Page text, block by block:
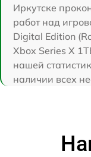
Иркутске
работ над
Digital Edition
Xbox Series X
нашей
наличии всех